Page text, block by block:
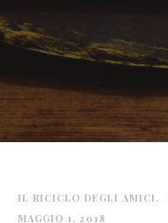
IL RICICLO DEGLI AMICI
MAGGIO 1, 2018